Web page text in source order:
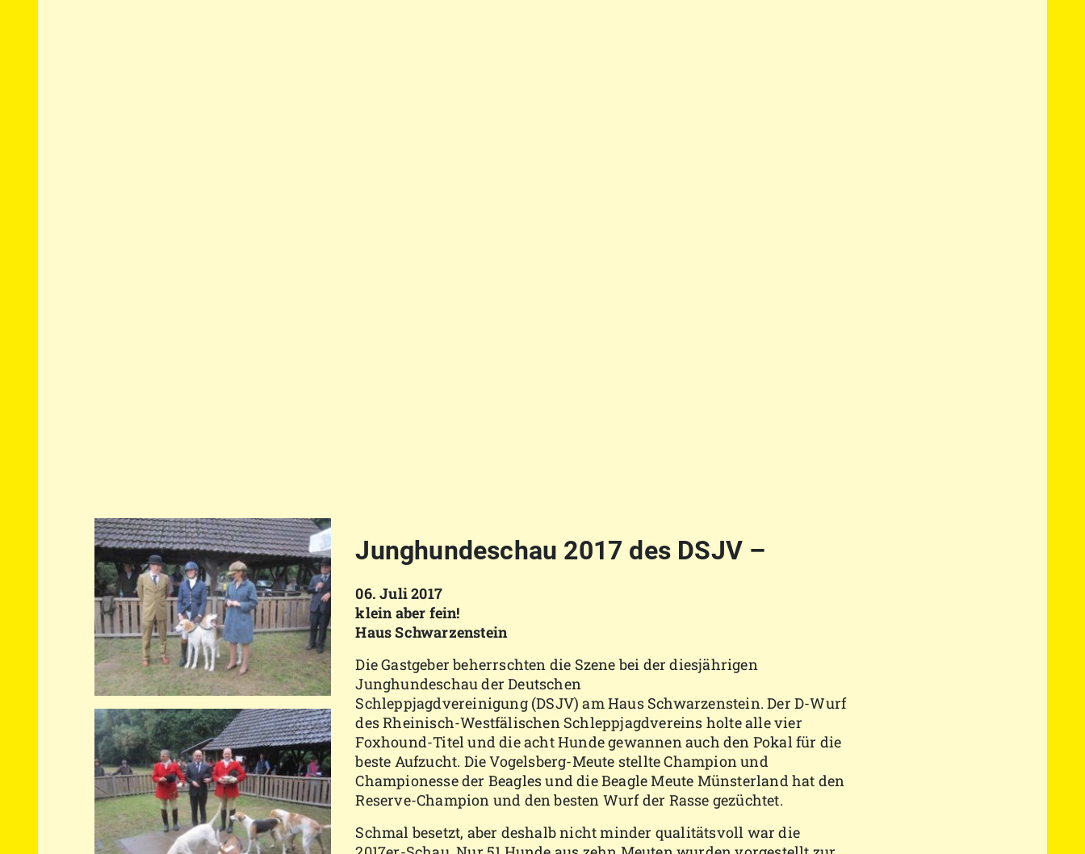
Junghundeschau 2017 des DSJV –
06. Juli 2017
klein aber fein!
Haus Schwarzenstein
Die Gastgeber beherrschten die Szene bei der diesjährigen
Junghundeschau der Deutschen
Schleppjagdvereinigung (DSJV) am Haus Schwarzenstein. Der D-Wurf
des Rheinisch-Westfälischen Schleppjagdvereins holte alle vier
Foxhound-Titel und die acht Hunde gewannen auch den Pokal für die
beste Aufzucht. Die Vogelsberg-Meute stellte Champion und
Championesse der Beagles und die Beagle Meute Münsterland hat den
Reserve-Champion und den besten Wurf der Rasse gezüchtet.
Schmal besetzt, aber deshalb nicht minder qualitätsvoll war die